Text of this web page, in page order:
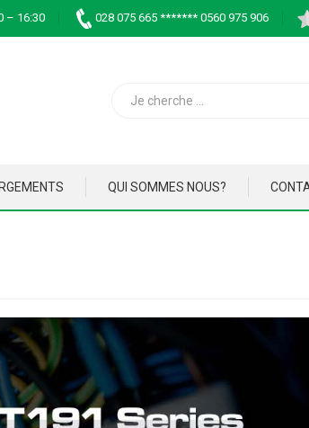
– 16:30 028 075 665 ******* 0560 975 906
QUI SOMMES NOUS?